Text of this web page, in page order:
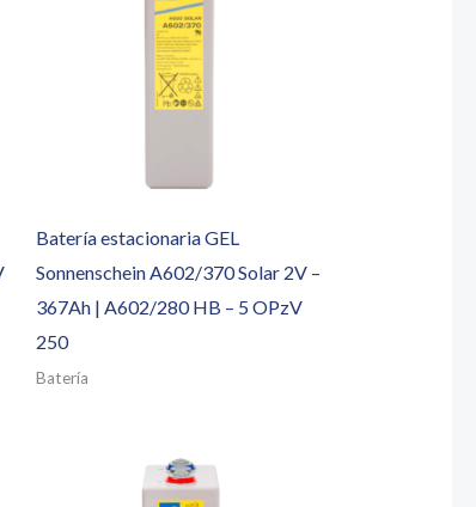
Batería estacionaria GEL
Sonnenschein A602/370 Solar 2V –
367Ah | A602/280 HB – 5 OPzV
250
Batería